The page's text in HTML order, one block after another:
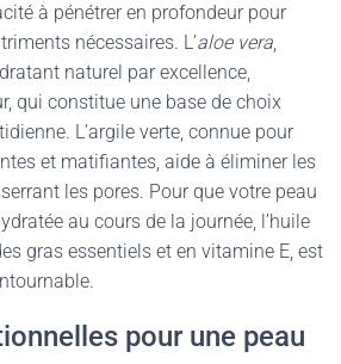
à pénétrer en profondeur pour
nécessaires. L’aloe vera,
naturel par excellence,
qui constitue une base de choix
L’argile verte, connue pour
et matifiantes, aide à éliminer les
les pores. Pour que votre peau
au cours de la journée, l’huile
gras essentiels et en vitamine E, est
pour une peau